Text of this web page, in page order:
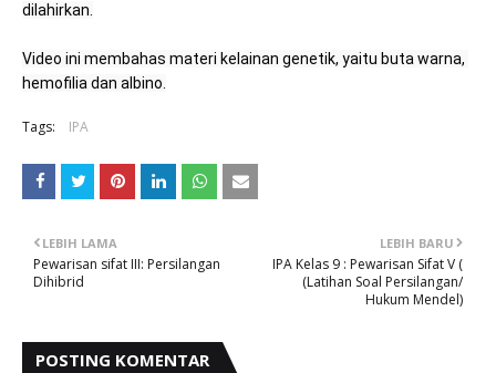
dilahirkan.
Video ini membahas materi kelainan genetik, yaitu buta warna,
hemofilia dan albino.
Tags: IPA
LEBIH BARU
IPA Kelas 9 : Pewarisan Sifat V (
(Latihan Soal Persilangan/
Hukum Mendel)
LEBIH LAMA
Pewarisan sifat III: Persilangan
Dihibrid
POSTING KOMENTAR